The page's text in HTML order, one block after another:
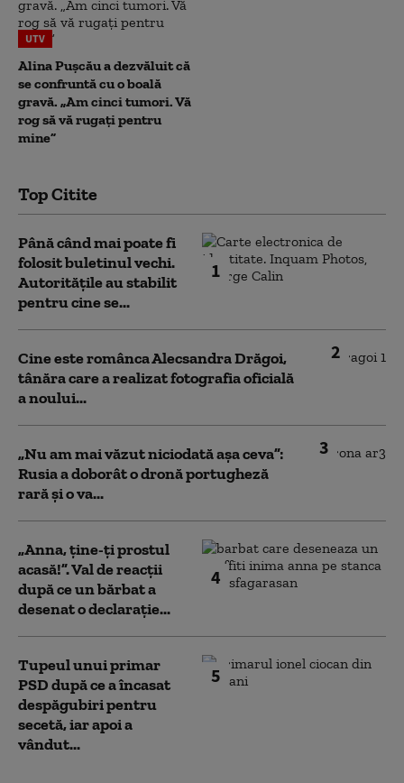
UTV
Alina Pușcău a dezvăluit că
se confruntă cu o boală
gravă. „Am cinci tumori. Vă
rog să vă rugați pentru
mine”
Top Citite
1
Până când mai poate fi
folosit buletinul vechi.
Autoritățile au stabilit
pentru cine se...
2
Cine este românca Alecsandra Drăgoi,
tânăra care a realizat fotografia oficială
a noului...
3
„Nu am mai văzut niciodată așa ceva”:
Rusia a doborât o dronă portugheză
rară și o va...
4
„Anna, ţine-ţi prostul
acasă!”. Val de reacții
după ce un bărbat a
desenat o declarație...
5
Tupeul unui primar
PSD după ce a încasat
despăgubiri pentru
secetă, iar apoi a
vândut...